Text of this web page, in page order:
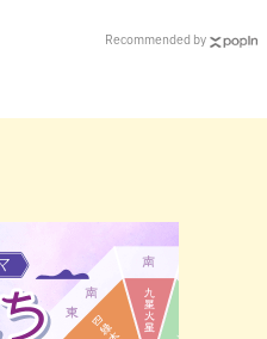
Recommended by